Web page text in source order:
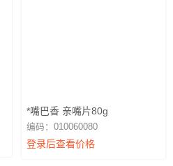
*嘴巴香 亲嘴片80g
编码：010060080
登录后查看价格